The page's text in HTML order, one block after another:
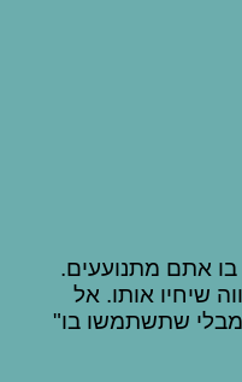
אתם מתנועעים.
שיחיו אותו. אל
מבלי שתשתמשו בו"